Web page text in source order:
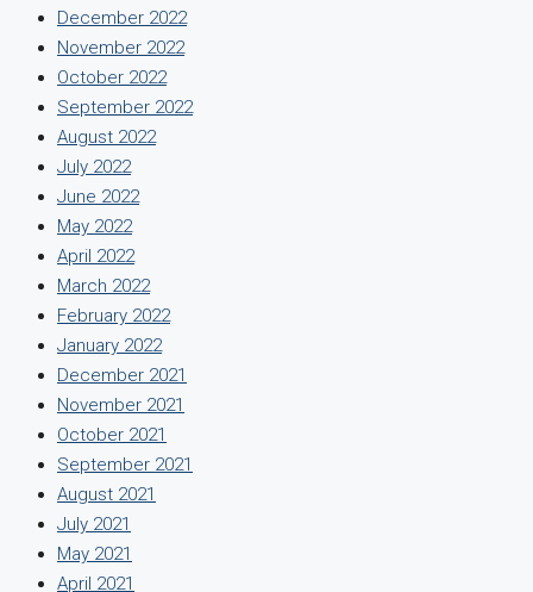
December 2022
November 2022
October 2022
September 2022
August 2022
July 2022
June 2022
May 2022
April 2022
March 2022
February 2022
January 2022
December 2021
November 2021
October 2021
September 2021
August 2021
July 2021
May 2021
April 2021